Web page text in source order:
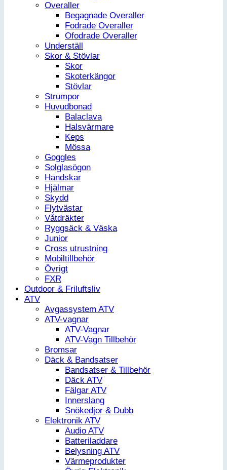
Overaller
Begagnade Overaller
Fodrade Overaller
Ofodrade Overaller
Underställ
Skor & Stövlar
Skor
Skoterkängor
Stövlar
Strumpor
Huvudbonad
Balaclava
Halsvärmare
Keps
Mössa
Goggles
Solglasögon
Handskar
Hjälmar
Skydd
Flytvästar
Våtdräkter
Ryggsäck & Väska
Junior
Cross utrustning
Mobiltillbehör
Övrigt
FXR
Outdoor & Friluftsliv
ATV
Avgassystem ATV
ATV-vagnar
ATV-Vagnar
ATV-Vagn Tillbehör
Bromsar
Däck & Bandsatser
Bandsatser & Tillbehör
Däck ATV
Fälgar ATV
Innerslang
Snökedjor & Dubb
Elektronik ATV
Audio ATV
Batteriladdare
Belysning ATV
Värmeprodukter